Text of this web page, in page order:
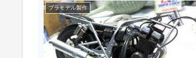
プラモデル製作